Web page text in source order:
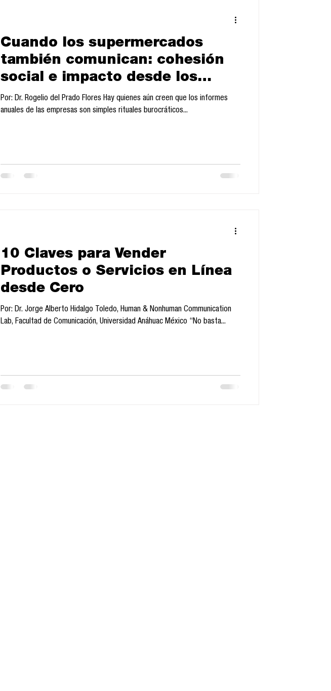
Cuando los supermercados
también comunican: cohesión
social e impacto desde los
informes anuales
Por: Dr. Rogelio del Prado Flores Hay quienes aún creen que los informes
anuales de las empresas son simples rituales burocráticos...
10 Claves para Vender
Productos o Servicios en Línea
desde Cero
Por: Dr. Jorge Alberto Hidalgo Toledo, Human & Nonhuman Communication
Lab, Facultad de Comunicación, Universidad Anáhuac México “No basta...